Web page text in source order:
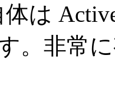
は
。非常